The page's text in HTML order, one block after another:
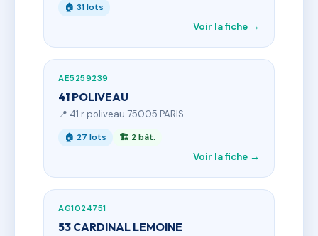
🏠 31 lots
Voir la fiche →
AE5259239
41 POLIVEAU
📍 41 r poliveau 75005 PARIS
🏠 27 lots 🏗 2 bât.
Voir la fiche →
AG1024751
53 CARDINAL LEMOINE